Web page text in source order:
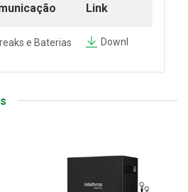
Link
e Baterias Downl